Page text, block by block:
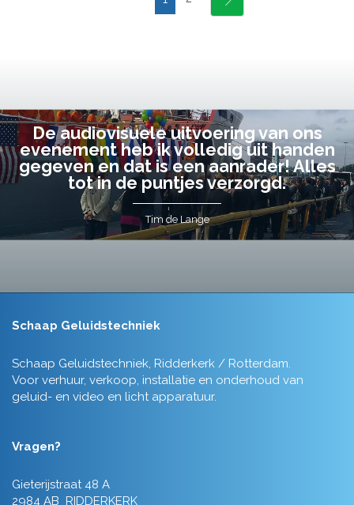
De audiovisuele uitvoering van ons
evenement heb ik volledig uit handen
gegeven en dat is een aanrader! Alles
tot in de puntjes verzorgd.
Tim de Lange
Schaap Geluidstechniek
Schaap Geluidstechniek, Ridderkerk / Rotterdam.
Voor verhuur, verkoop, installatie en onderhoud van
geluid- en video en licht apparatuur.
Vragen?
Gieterijstraat 48 A
2984 AB RIDDERKERK